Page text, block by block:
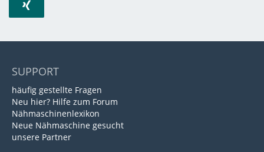
SUPPORT
häufig gestellte Fragen
Neu hier? Hilfe zum Forum
Nähmaschinenlexikon
Neue Nähmaschine gesucht
unsere Partner